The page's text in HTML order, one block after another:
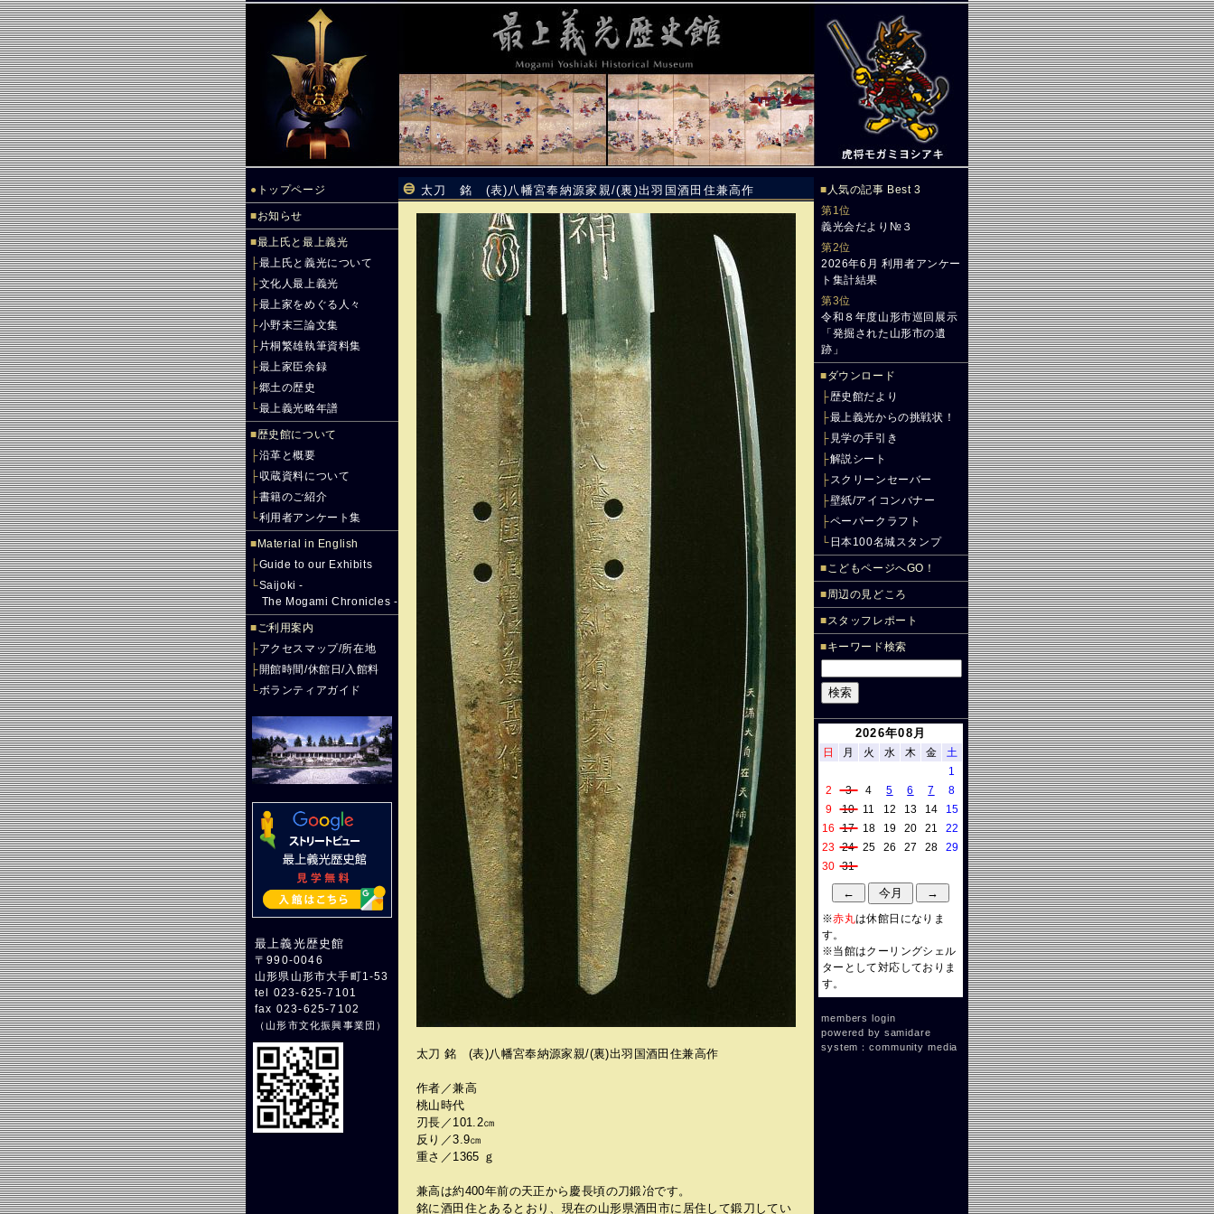
● トップページ
■お知らせ
■最上氏と最上義光
├最上氏と義光について
├文化人最上義光
├最上家をめぐる人々
├小野末三論文集
├ 片桐繁雄執筆資料集
├最上家臣余録
├郷土の歴史
└最上義光略年譜
■歴史館について
├沿革と概要
├収蔵資料について
├書籍のご紹介
└利用者アンケート集
■ Material in English
├Guide to our Exhibits
└Saijoki -
The Mogami Chronicles -
■ご利用案内
├アクセスマップ/所在地
├開館時間/休館日/入館料
└ボランティアガイド
最上義光歴史館
〒990-0046
山形県山形市大手町1-53
tel 023-625-7101
fax 023-625-7102
（山形市文化振興事業団 ）
太刀 銘 (表)八幡宮奉納源家親/(裏)出羽国酒田住兼高作
太刀 銘 (表)八幡宮奉納源家親/(裏)出羽国酒田住兼高作
作者／兼高
桃山時代
刃長／101.2㎝
反り／3.9㎝
重さ／1365 ｇ
兼高は約400年前の天正から慶長頃の刀鍛冶です。
銘に酒田住とあるとおり、現在の山形県酒田市に居住して鍛刀してい
■ 人気の記事 Best 3
第1位
義光会だより№３
第2位
2026年6月 利用者アンケー
ト集計結果
第3位
令和８年度山形市巡回展示
「発掘された山形市の遺
跡」
■ダウンロード
├歴史館だより
├最上義光からの挑戦状！
├ 見学の手引き
├解説シート
├スクリーンセーバー
├壁紙/アイコンバナー
├ペーパークラフト
└ 日本100名城スタンプ
■こどもページへGO！
■周辺の見どころ
■スタッフレポート
■キーワード検索
2026年08月
日 月 火 水 木 金
土
1
2
3 4 5 6 7
8
9
10 11 12 13 14
15
16
17 18 19 20 21
22
23 24 25 26 27 28
29
30 31
※赤丸は休館日になりま
す。
※当館はクーリングシェル
ターとして対応しておりま
す。
members login
powered by samidare
system：community media